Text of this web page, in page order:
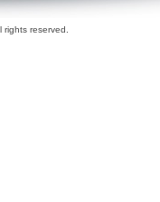
reserved.